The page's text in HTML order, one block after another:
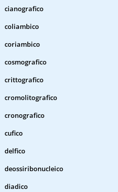
cianografico
coliambico
coriambico
cosmografico
crittografico
cromolitografico
cronografico
cufico
delfico
deossiribonucleico
diadico